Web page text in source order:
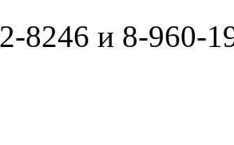
8246 и 8-960-